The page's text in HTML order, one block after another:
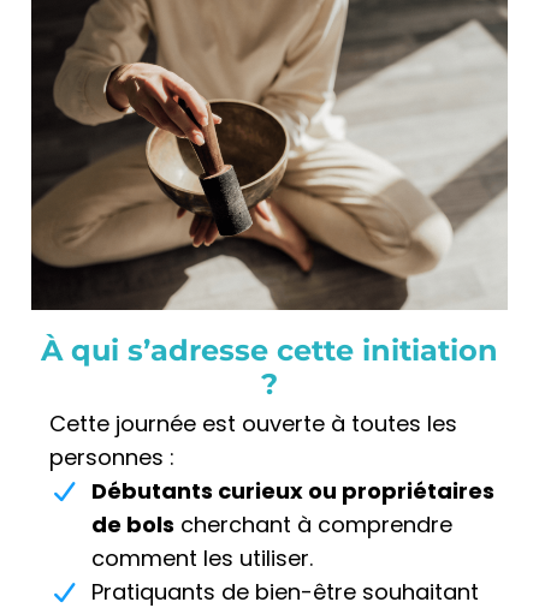
À qui s’adresse cette initiation
?
Cette journée est ouverte à toutes les
personnes :
Débutants curieux ou propriétaires
de bols cherchant à comprendre
comment les utiliser.
Pratiquants de bien-être souhaitant